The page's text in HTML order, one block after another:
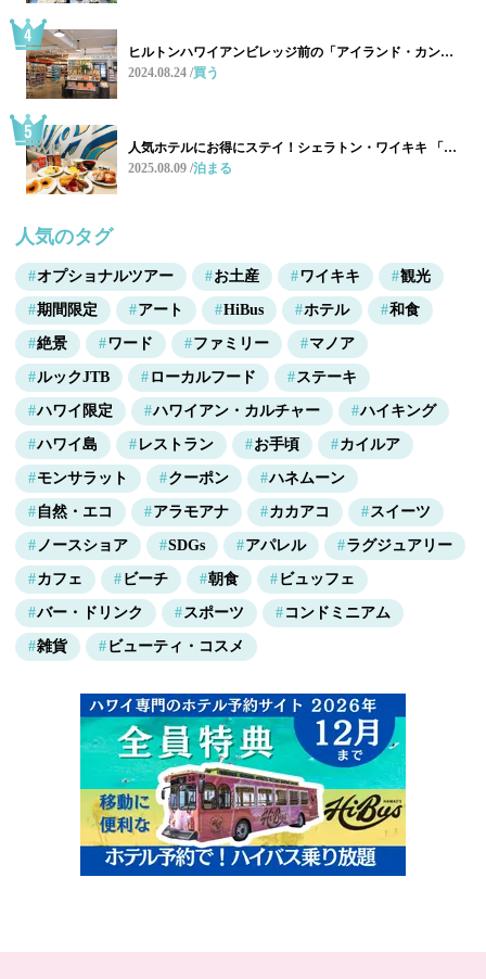
ヒルトンハワイアンビレッジ前の「アイランド・カン…
2024.08.24 買う
人気ホテルにお得にステイ！シェラトン・ワイキキ 「…
2025.08.09 泊まる
人気のタグ
オプショナルツアー お土産 ワイキキ 観光
期間限定 アート HiBus ホテル 和食
絶景 ワード ファミリー マノア
ルックJTB ローカルフード ステーキ
ハワイ限定 ハワイアン・カルチャー ハイキング
ハワイ島 レストラン お手頃 カイルア
モンサラット クーポン ハネムーン
自然・エコ アラモアナ カカアコ スイーツ
ノースショア SDGs アパレル ラグジュアリー
カフェ ビーチ 朝食 ビュッフェ
バー・ドリンク スポーツ コンドミニアム
雑貨 ビューティ・コスメ